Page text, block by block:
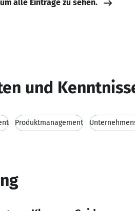
alle Einträge zu sehen.
und
Produktmanagement